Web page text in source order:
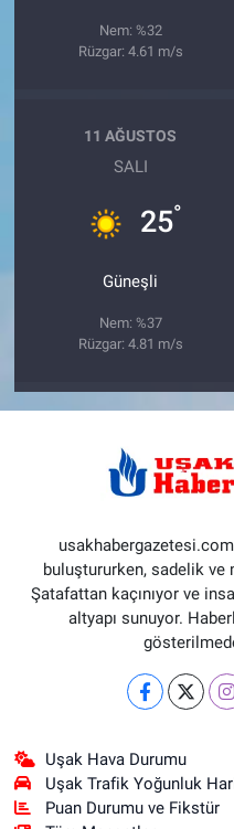
Nem: %32
Rüzgar: 4.61 m/s
11 AĞUSTOS
SALI
25°
Güneşli
Nem: %37
Rüzgar: 4.81 m/s
buluştururken, sadelik ve
Şatafattan kaçınıyor ve
altyapı sunuyor.
Uşak Hava Durumu
Uşak Trafik Yoğunluk
Puan Durumu ve Fikstür